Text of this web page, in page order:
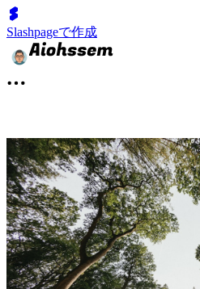
Slashpageで作成